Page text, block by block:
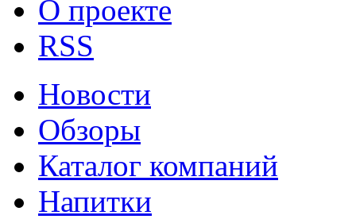
О проекте
RSS
Новости
Обзоры
Каталог компаний
Напитки